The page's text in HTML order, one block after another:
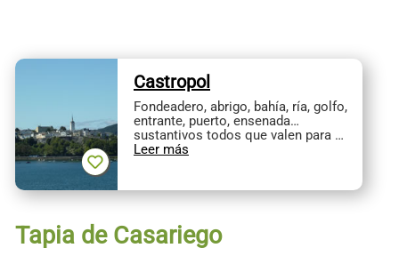
Castropol
Fondeadero, abrigo, bahía, ría, golfo,
entrante, puerto, ensenada…
sustantivos todos que valen para …
Leer más
Tapia de Casariego